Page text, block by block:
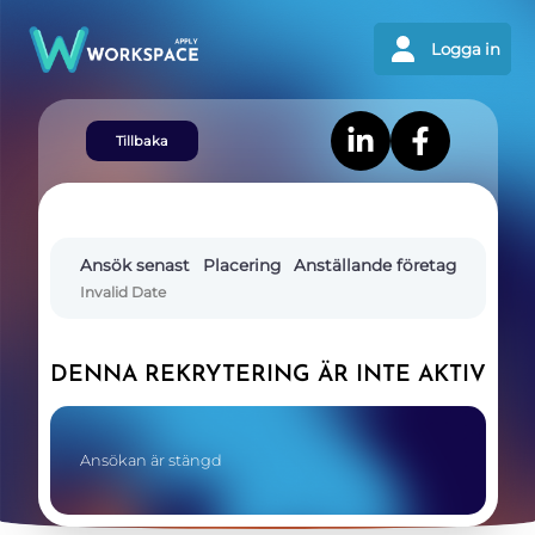
Logga in
Tillbaka
Ansök senast
Invalid Date
Placering Anställande företag
DENNA REKRYTERING ÄR INTE AKTIV
Ansökan är stängd